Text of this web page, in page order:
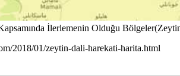
İlerlemenin Olduğu
2018/01/zeytin-dali-harekati-harita.html